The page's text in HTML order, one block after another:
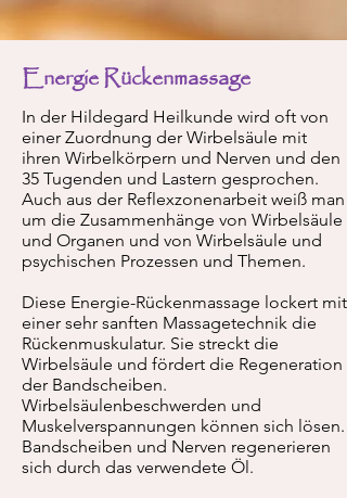
Energie Rückenmassage
In der Hildegard Heilkunde wird oft von
einer Zuordnung der Wirbelsäule mit
ihren Wirbelkörpern und Nerven und den
35 Tugenden und Lastern gesprochen.
Auch aus der Reflexzonenarbeit weiß man
um die Zusammenhänge von Wirbelsäule
und Organen und von Wirbelsäule und
psychischen Prozessen und Themen.
Diese Energie-Rückenmassage lockert mit
einer sehr sanften Massagetechnik die
Rückenmuskulatur. Sie streckt die
Wirbelsäule und fördert die Regeneration
der Bandscheiben.
Wirbelsäulenbeschwerden und
Muskelverspannungen können sich lösen.
Bandscheiben und Nerven regenerieren
sich durch das verwendete Öl.